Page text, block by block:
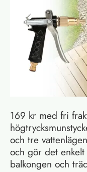
169 kr med fri
och tre
och gör det
balkongen och